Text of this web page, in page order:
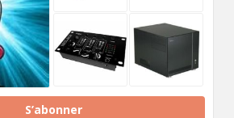
S’abonner